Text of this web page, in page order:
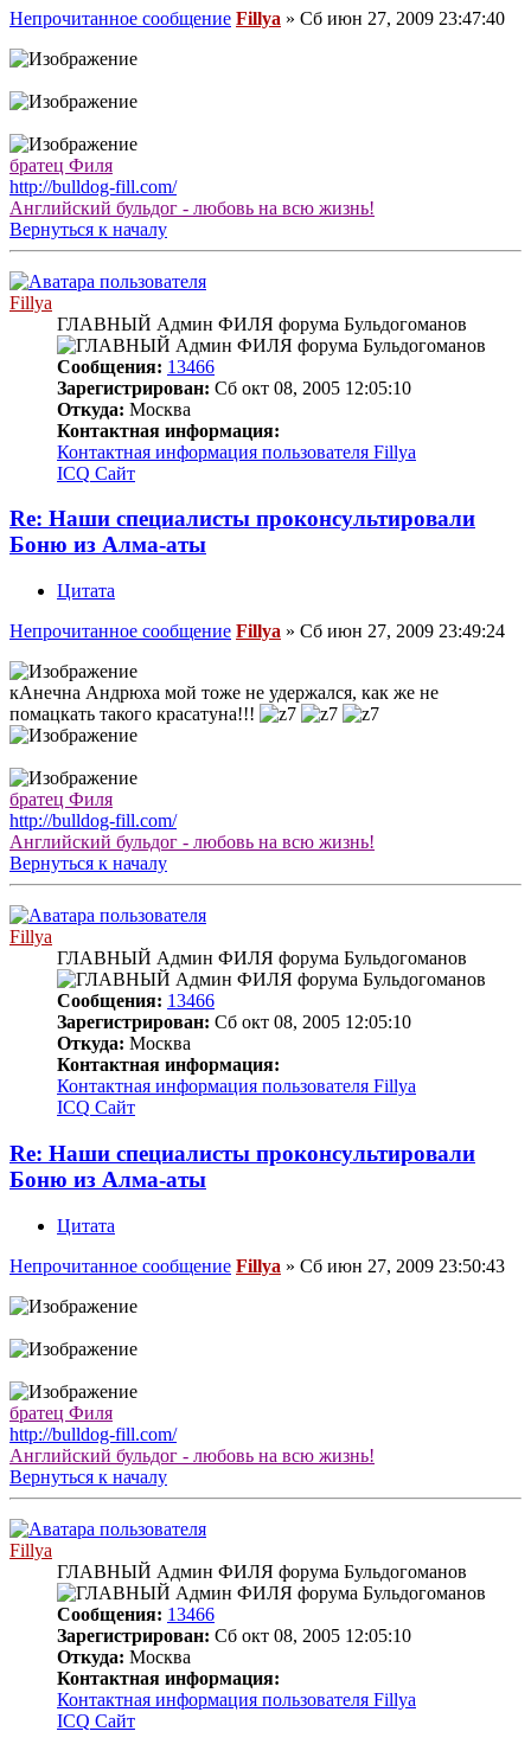
Непрочитанное сообщение Fillya » Сб июн 27, 2009 23:47:40
братец Филя
http://bulldog-fill.com/
Английский бульдог - любовь на всю жизнь!
Вернуться к началу
Fillya
ГЛАВНЫЙ Админ ФИЛЯ форума Бульдогоманов
Сообщения: 13466
Зарегистрирован: Сб окт 08, 2005 12:05:10
Откуда: Москва
Контактная информация:
Контактная информация пользователя Fillya
ICQ Сайт
Re: Наши специалисты проконсультировали
Боню из Алма-аты
Цитата
Непрочитанное сообщение Fillya » Сб июн 27, 2009 23:49:24
кАнечна Андрюха мой тоже не удержался, как же не
помацкать такого красатуна!!!
братец Филя
http://bulldog-fill.com/
Английский бульдог - любовь на всю жизнь!
Вернуться к началу
Fillya
ГЛАВНЫЙ Админ ФИЛЯ форума Бульдогоманов
Сообщения: 13466
Зарегистрирован: Сб окт 08, 2005 12:05:10
Откуда: Москва
Контактная информация:
Контактная информация пользователя Fillya
ICQ Сайт
Re: Наши специалисты проконсультировали
Боню из Алма-аты
Цитата
Непрочитанное сообщение Fillya » Сб июн 27, 2009 23:50:43
братец Филя
http://bulldog-fill.com/
Английский бульдог - любовь на всю жизнь!
Вернуться к началу
Fillya
ГЛАВНЫЙ Админ ФИЛЯ форума Бульдогоманов
Сообщения: 13466
Зарегистрирован: Сб окт 08, 2005 12:05:10
Откуда: Москва
Контактная информация:
Контактная информация пользователя Fillya
ICQ Сайт